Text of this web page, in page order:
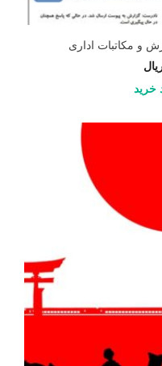
و مکاتبات اداری
خرید